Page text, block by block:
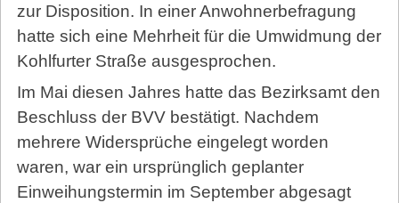
zur Disposition. In einer Anwohnerbefragung
hatte sich eine Mehrheit für die Umwidmung der
Kohlfurter Straße ausgesprochen.
Im Mai diesen Jahres hatte das Bezirksamt den
Beschluss der BVV bestätigt. Nachdem
mehrere Widersprüche eingelegt worden
waren, war ein ursprünglich geplanter
Einweihungstermin im September abgesagt